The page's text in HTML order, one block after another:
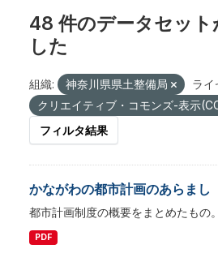
48 件のデータセット
した
組織: 神奈川県県土整備局
ライ
クリエイティブ・コモンズ-表示
フィルタ結果
かながわの都市計画のあらまし
都市計画制度の概要をまとめたもの。
PDF